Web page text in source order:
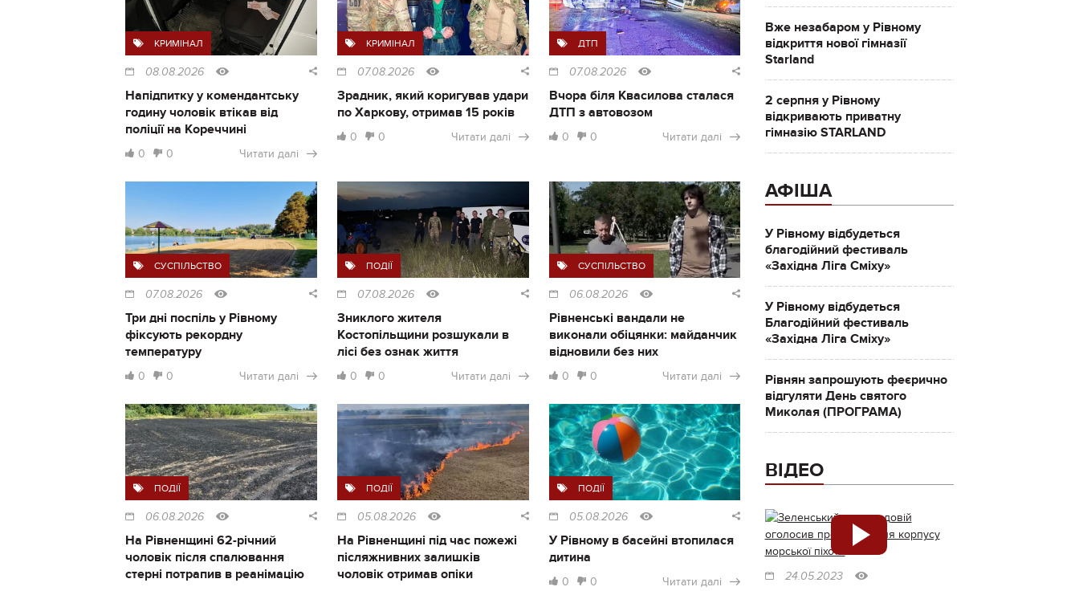
КРИМІНАЛ
08.08.2026
Напідпитку у комендантську
годину чоловік втікав від
поліції на Кореччині
0 0 Читати далі
КРИМІНАЛ
07.08.2026
Зрадник, який коригував удари
по Харкову, отримав 15 років
0 0 Читати далі
ДТП
07.08.2026
Вчора біля Квасилова сталася
ДТП з автовозом
0 0 Читати далі
СУСПІЛЬСТВО
07.08.2026
Три дні поспіль у Рівному
фіксують рекордну
температуру
0 0 Читати далі
ПОДІЇ
07.08.2026
Зниклого жителя
Костопільщини розшукали в
лісі без ознак життя
0 0 Читати далі
СУСПІЛЬСТВО
06.08.2026
Рівненські вандали не
виконали обіцянки: майданчик
відновили без них
0 0 Читати далі
ПОДІЇ
06.08.2026
На Рівненщині 62-річний
чоловік після спалювання
стерні потрапив в реанімацію
ПОДІЇ
05.08.2026
На Рівненщині під час пожежі
післяжнивних залишків
чоловік отримав опіки
ПОДІЇ
05.08.2026
У Рівному в басейні втопилася
дитина
0 0 Читати далі
Вже незабаром у Рівному
відкриття нової гімназії
Starland
2 серпня у Рівному
відкривають приватну
гімназію STARLAND
АФІША
У Рівному відбудеться
благодійний фестиваль
«Західна Ліга Сміху»
У Рівному відбудеться
Благодійний фестиваль
«Західна Ліга Сміху»
Рівнян запрошують феєрично
відгуляти День святого
Миколая (ПРОГРАМА)
ВІДЕО
24.05.2023